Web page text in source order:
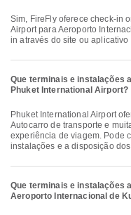
Sim, FireFly oferece check-in on-line para voos de Phuket International
Airport para Aeroporto
in através do site ou
Que terminais e instalações
Phuket International Airport?
Phuket International Airport oferece Loja Duty Free, Clínica e Farmácias,
Autocarro de transporte e
experiência de viagem. Pode
instalações e a disposição
Que terminais e instalações
Aeroporto Internacional de